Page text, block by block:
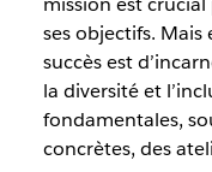
ses objectifs.
succès est
la diversité et
fondamentales,
concrètes, des